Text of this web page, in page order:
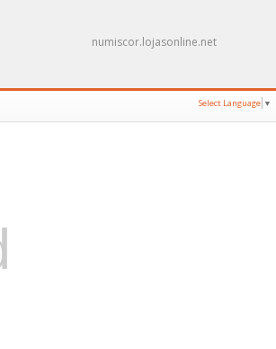
numiscor.lojasonline.net
Select Language ▼